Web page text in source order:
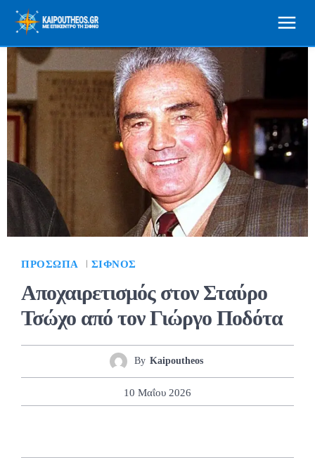
ΠΡΌΣΩΠΑ ΣΊΦΝΟΣ
Αποχαιρετισμός στον Σταύρο
Τσώχο από τον Γιώργο Ποδότα
By Kaipoutheos
10 Μαΐου 2026